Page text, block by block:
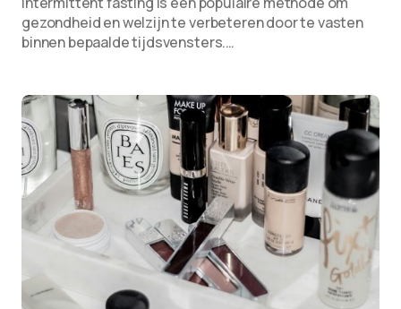
gezondheid en welzijn te verbeteren door te vasten
binnen bepaalde tijdsvensters.…